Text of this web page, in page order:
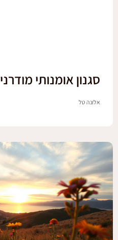
סגנון אומנותי מודרני
אלונה טל